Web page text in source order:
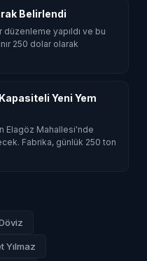
Belirlendi
yapıldı ve bu
250 dolar olarak
Yeni Yem
Elagöz Mahallesi'nde
Fabrika, günlük 250 ton
Yılmaz